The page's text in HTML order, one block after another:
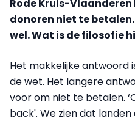
Rode Kruis-
donoren niet te
wel. Wat is de filosofie
Het makkelijke antwoord
de wet. Het langere
voor om niet te betalen.
back'. We zien dat